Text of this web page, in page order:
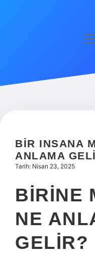
Hakkımızda
BIR INSANA
ANLAMA
Tarih: Nisan 23, 2025
BIRINE
NE
GELIR?